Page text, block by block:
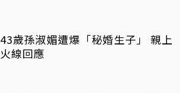
43歲孫淑媚遭爆「秘婚生子」 親上
火線回應